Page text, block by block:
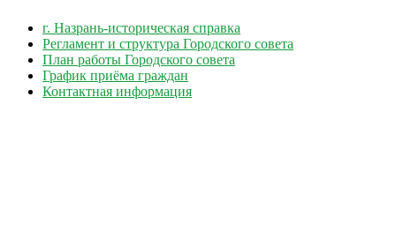
г. Назрань-историческая справка
Регламент и структура Городского совета
План работы Городского совета
График приёма граждан
Контактная информация